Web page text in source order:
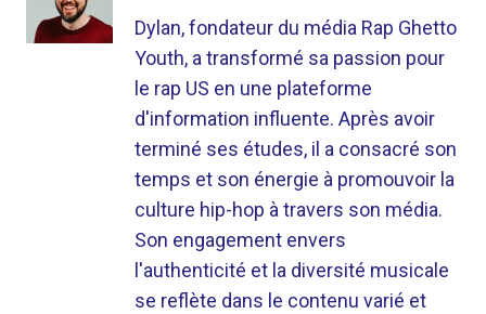
Dylan, fondateur du média Rap Ghetto
Youth, a transformé sa passion pour
le rap US en une plateforme
d'information influente. Après avoir
terminé ses études, il a consacré son
temps et son énergie à promouvoir la
culture hip-hop à travers son média.
Son engagement envers
l'authenticité et la diversité musicale
se reflète dans le contenu varié et